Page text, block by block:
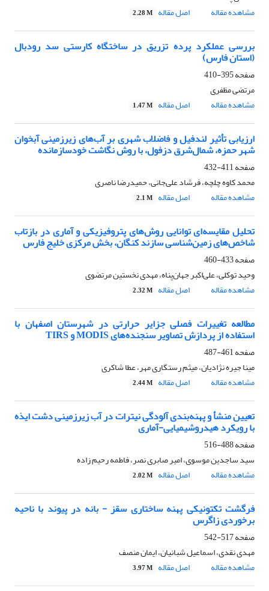
مشاهده مقاله
اصل مقاله 2.28 M
بررسی عملکرد پرده تزریق در ساختگاه کارستی سد رودبال
(استان فارس)
صفحه395-410
مرتضی مظفری
مشاهده مقاله
اصل مقاله 1.47 M
ارزیابی تأثیر لندفیل و فاضلاب شهری بر آب‌های زیرزمینی آبخوان
شهر حمزه، شمال‌شرق دزفول، با روش نگاشت خود‌سازمان‎ده
صفحه411-432
محمد کاوه چلچه، فرشاد علی‌جانی، حمیدرضا ناصری
مشاهده مقاله
اصل مقاله 2.1 M
تحلیل مقایسه‌ای توانایی روش‌های پتروفیزیکی و آماری در بازتاب
شاخص‌های زمین‌شناسی سازند کنگان، بخش مرکزی خلیج فارس
صفحه433-460
وحید توکلی، علی‌اکبر جهان‌پناه، مهدی نخستین مرتضوی
مشاهده مقاله
اصل مقاله 2.32 M
مطالعه تغییرات فصلی جزایر حرارتی در شهرستان اصفهان با
استفاده از پردازش تصاویر سنجنده‌های MODIS و TIRS
صفحه461-487
مینا جیره نژادیان، میثم رستگاری مهر، عطا شاکری
مشاهده مقاله
اصل مقاله 2.44 M
تعیین منشأ و پهنه‌بندی آلودگی نیترات در آب زیرزمینی دشت ایذه
با رویکرد هیدروشیمیایی-آماری
صفحه488-516
سید ساجدین موسوی، امیر صابری نصر، فاطمه رحیم زاده
مشاهده مقاله
اصل مقاله 2.02 M
فرگشت تکتونیکی پهنه ساختاری سقز - بانه در پیوند با ناحیه
برخوردی زاگرس
صفحه517-542
مهدی نقدی، اسماعیل شبانیان، ایمان منصف
مشاهده مقاله
اصل مقاله 3.97 M